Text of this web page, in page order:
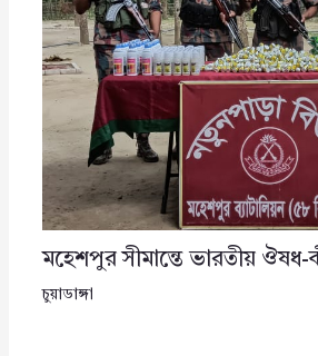
মহেশপুর সীমান্তে ভারতীয় ঔষধ-
চুয়াডাঙ্গা